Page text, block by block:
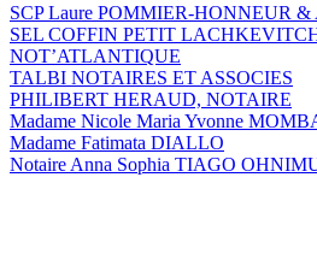
SCP Laure POMMIER-HONNEUR
SEL COFFIN PETIT
NOT’ATLANTIQUE
TALBI NOTAIRES ET ASSOCIES
PHILIBERT HERAUD, NOTAIRE
Madame Nicole Maria Yvonne
Madame Fatimata DIALLO
Notaire Anna Sophia TIAGO